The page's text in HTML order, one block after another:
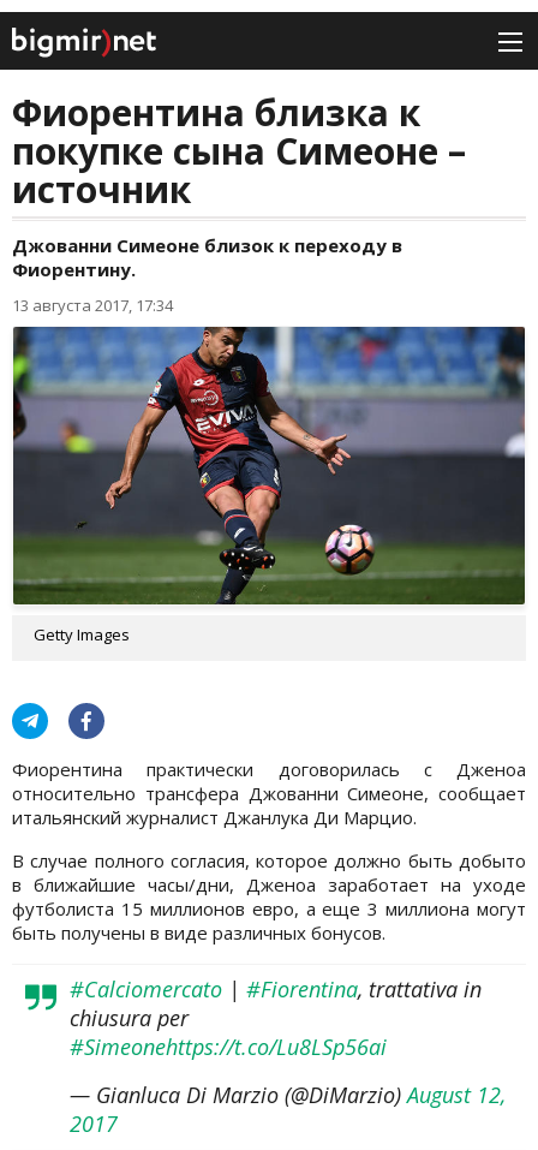
Фиорентина близка к
покупке сына Симеоне –
источник
Джованни Симеоне близок к переходу в
Фиорентину.
13 августа 2017, 17:34
Getty Images
Фиорентина практически договорилась с Дженоа
относительно трансфера Джованни Симеоне, сообщает
итальянский журналист Джанлука Ди Марцио.
В случае полного согласия, которое должно быть добыто
в ближайшие часы/дни, Дженоа заработает на уходе
футболиста 15 миллионов евро, а еще 3 миллиона могут
быть получены в виде различных бонусов.
#Calciomercato | #Fiorentina, trattativa in
chiusura per
#Simeonehttps://t.co/Lu8LSp56ai
— Gianluca Di Marzio (@DiMarzio)August 12,
2017